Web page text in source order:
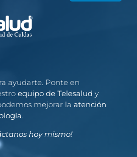
ayudarte. Ponte en
equipo de Telesalud y
mejorar la atención
.
hoy mismo!